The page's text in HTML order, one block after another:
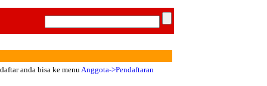
anda bisa ke menuAnggota->Pendaftaran